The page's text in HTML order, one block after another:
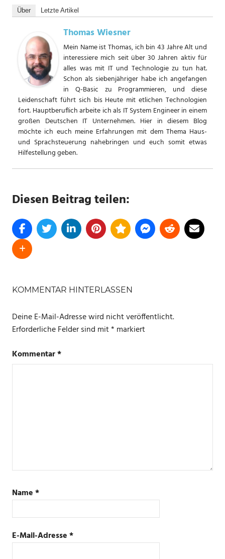
Über Letzte Artikel
Thomas Wiesner
Mein Name ist Thomas, ich bin 43 Jahre Alt und
interessiere mich seit über 30 Jahren aktiv für
alles was mit IT und Technologie zu tun hat.
Schon als siebenjähriger habe ich angefangen
in Q-Basic zu Programmieren, und diese
Leidenschaft führt sich bis Heute mit etlichen Technologien
fort. Hauptberuflich arbeite ich als IT System Engineer in einem
großen Deutschen IT Unternehmen. Hier in diesem Blog
möchte ich euch meine Erfahrungen mit dem Thema Haus-
und Sprachsteuerung nahebringen und euch somit etwas
Hilfestellung geben.
Diesen Beitrag teilen:
AMBILIGHT
KOMMENTAR HINTERLASSEN
Deine E-Mail-Adresse wird nicht veröffentlicht.
Erforderliche Felder sind mit* markiert
Kommentar*
Name*
E-Mail-Adresse*